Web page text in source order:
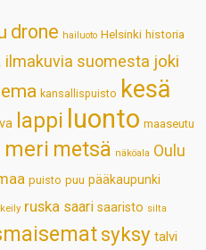
n
s
t
drone hailuoto Helsinki historia
ilmakuvia suomesta joki
kansallispuisto kesä
lappi luonto maaseutu
meri metsä näköala Oulu
puisto puu pääkaupunki
ruska saari saaristo silta
syksy talvi